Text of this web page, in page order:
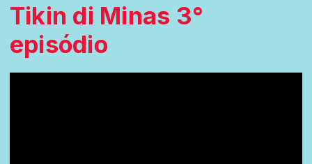
Tikin di Minas 3°
episódio